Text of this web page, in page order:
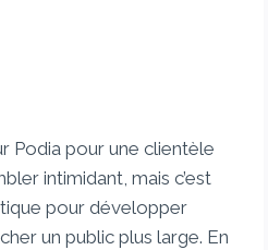
Podia pour une clientèle
intimidant, mais c’est
pour développer
un public plus large. En